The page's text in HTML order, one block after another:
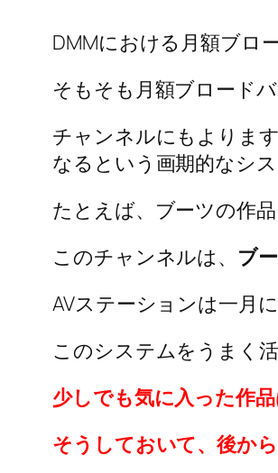
DMMにおける月額ブロ
そもそも月額ブロード
チャンネルにもよります
なるという画期的なシ
たとえば、ブーツの作
このチャンネルは、 ブ
AVステーションは一月
このシステムをうまく
少しでも気に入った作
そうしておいて、後か